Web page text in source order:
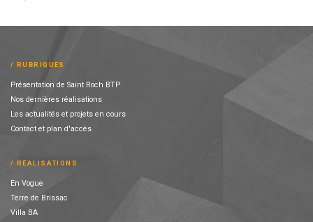
RUBRIQUES
Présentation de Saint Roch BTP
Nos dernières réalisations
Les actualités et projets en cours
Contact et plan d'accès
RÉALISATIONS
En Vogue
Terre de Brissac
Villa BA